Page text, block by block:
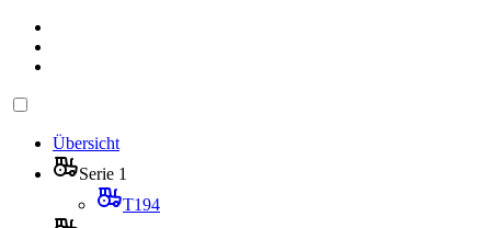
Übersicht
Serie 1
T194